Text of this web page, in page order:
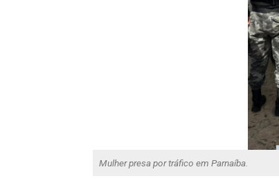
Mulher presa por tráfico em Parnaíba.